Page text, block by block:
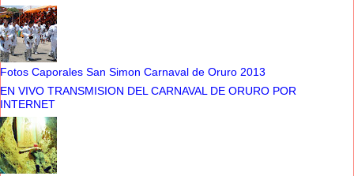
Fotos Caporales San Simon Carnaval de Oruro 2013
EN VIVO TRANSMISION DEL CARNAVAL DE ORURO POR
INTERNET